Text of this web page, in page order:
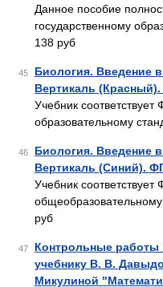
Данное пособие
государственному
138 руб
45
Биология. Введение
Вертикаль
Учебник
образовательному
46
Биология. Введение
Вертикаль (Синий).
Учебник
руб
47
Контрольные работы
учебнику В. В.
Микулиной